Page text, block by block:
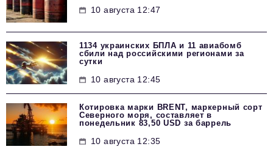
10 августа 12:47
1134 украинских БПЛА и 11 авиабомб
сбили над российскими регионами за
сутки
10 августа 12:45
Котировка марки BRENT, маркерный сорт
Северного моря, составляет в
понедельник 83,50 USD за баррель
10 августа 12:35